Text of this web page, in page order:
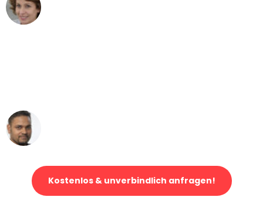
Kostenlos & unverbindlich anfragen!